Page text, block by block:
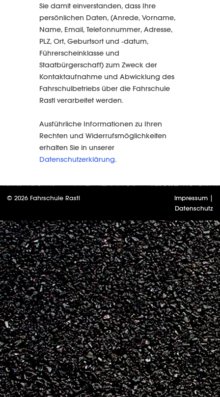
Sie damit einverstanden, dass Ihre
persönlichen Daten, (Anrede, Vorname,
Name, Email, Telefonnummer, Adresse,
PLZ, Ort, Geburtsort und -datum,
Führerscheinklasse und
Staatbürgerschaft) zum Zweck der
Kontaktaufnahme und Abwicklung des
Fahrschulbetriebs über die Fahrschule
Rastl verarbeitet werden.
Ausführliche Informationen zu Ihren
Rechten und Widerrufsmöglichkeiten
erhalten Sie in unserer
Datenschutzerklärung.
© 2026 Fahrschule Rastl Impressum |
Datenschutz